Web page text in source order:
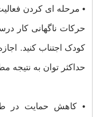
• مرحله ای کردن
حرکات ناگهانی کار
کودک اجتناب کنید.
حداکثر توان به نتیجه
• کاهش حمایت در